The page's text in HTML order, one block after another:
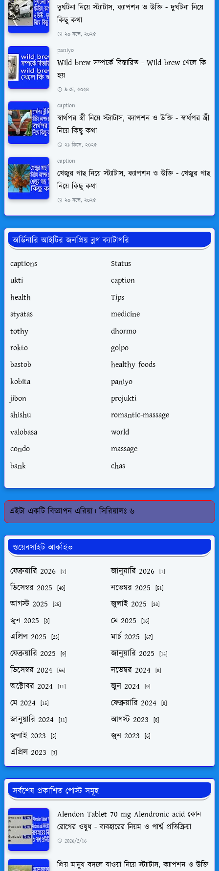
দুর্ঘটনা নিয়ে স্ট্যাটাস, ক্যাপশন ও উক্তি - দুর্ঘটনা নিয়ে
কিছু কথা
২০ নভে, ২০২৫
paniyo
Wild brew সম্পর্কে বিস্তারিত - Wild brew খেলে কি
হয়
৯ মে, ২০২৪
caption
স্বার্থপর স্ত্রী নিয়ে স্ট্যাটাস, ক্যাপশন ও উক্তি - স্বার্থপর স্ত্রী
নিয়ে কিছু কথা
২১ ডিসে, ২০২৫
caption
খেজুর গাছ নিয়ে স্ট্যাটাস, ক্যাপশন ও উক্তি - খেজুর গাছ
নিয়ে কিছু কথা
২০ নভে, ২০২৫
অর্ডিনারি আইটির জনপ্রিয় ব্লগ ক্যাটাগরি
captions
Status
ukti
caption
health
Tips
styatas
medicine
tothy
dhormo
rokto
golpo
bastob
healthy foods
kobita
paniyo
jibon
projukti
shishu
romantic-massage
valobasa
world
condo
massage
bank
chas
এইটা একটি বিজ্ঞাপন এরিয়া। সিরিয়ালঃ ৬
ওয়েবসাইট আর্কাইভ
ফেব্রুয়ারি 2026
[7] জানুয়ারি 2026 [1]
ডিসেম্বর 2025 [40] নভেম্বর 2025 [51]
আগস্ট 2025 [25] জুলাই 2025 [38]
জুন 2025 [8] মে 2025 [16]
এপ্রিল 2025 [23] মার্চ 2025 [67]
ফেব্রুয়ারি 2025 [9] জানুয়ারি 2025 [14]
ডিসেম্বর 2024 [56] নভেম্বর 2024 [8]
অক্টোবর 2024 [11] জুন 2024 [9]
মে 2024 [15] ফেব্রুয়ারি 2024 [8]
জানুয়ারি 2024 [11] আগস্ট 2023 [8]
জুলাই 2023 [5] জুন 2023 [6]
এপ্রিল 2023 [3]
সর্বশেষ প্রকাশিত পোস্ট সমূহ
Alendon Tablet 70 mg Alendronic acid কোন
রোগের ওষুধ - ব্যবহারের নিয়ম ও পার্শ্ব প্রতিক্রিয়া
2026/2/16
প্রিয় মানুষ বদলে যাওয়া নিয়ে স্ট্যাটাস, ক্যাপশন ও উক্তি